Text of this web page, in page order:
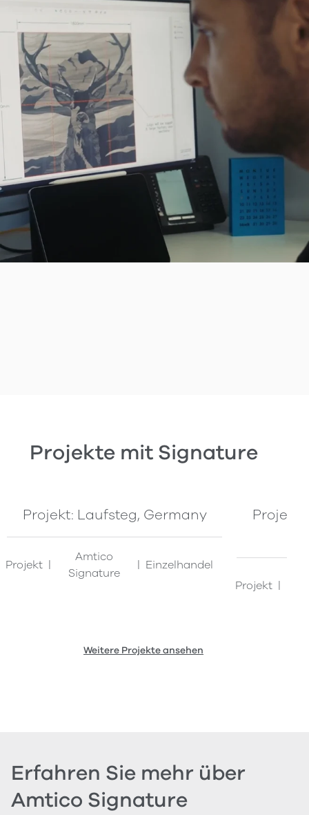
Projekte mit Signature
Projekt: Laufsteg, Germany
Projekt
Amtico
Signature
Einzelhandel
Projekt:
Projekt
Weitere Projekte ansehen
Erfahren Sie mehr über
Amtico Signature